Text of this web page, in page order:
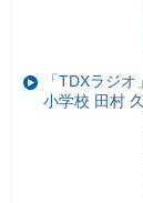
「TDXラジ
小学校 田村